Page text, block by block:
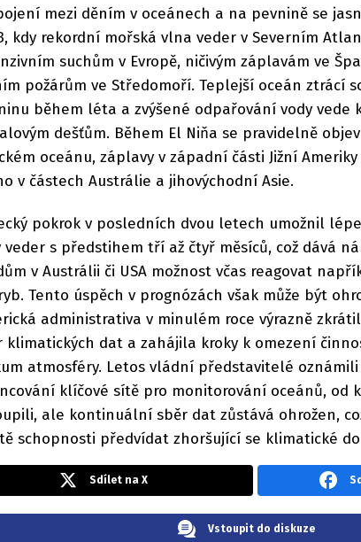
mezi děním v oceánech a na pevnině se
kdy rekordní mořská vlna veder v Severním
suchům v Evropě, ničivým záplavám ve
požárům ve Středomoří. Teplejší oceán ztrácí
během léta a zvýšené odpařování vody vede
dešťům. Během El Niňa se pravidelně
oceánu, záplavy v západní části Jižní
v částech Austrálie a jihovýchodní Asie.
pokrok v posledních dvou letech umožnil
veder s předstihem tří až čtyř měsíců, což dává
v Austrálii či USA možnost včas reagovat
Tento úspěch v prognózách však může být
administrativa v minulém roce výrazně
klimatických dat a zahájila kroky k omezení
atmosféry. Letos vládní představitelé
klíčové sítě pro monitorování oceánů, od
ale kontinuální sběr dat zůstává ohrožen,
schopnosti předvídat zhoršující se klimatické
Sdílet na X
Vstoupit do diskuze